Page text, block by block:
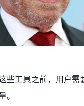
些工具之前，用户
。